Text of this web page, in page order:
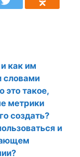
как им
словами
это такое,
метрики
создать?
и